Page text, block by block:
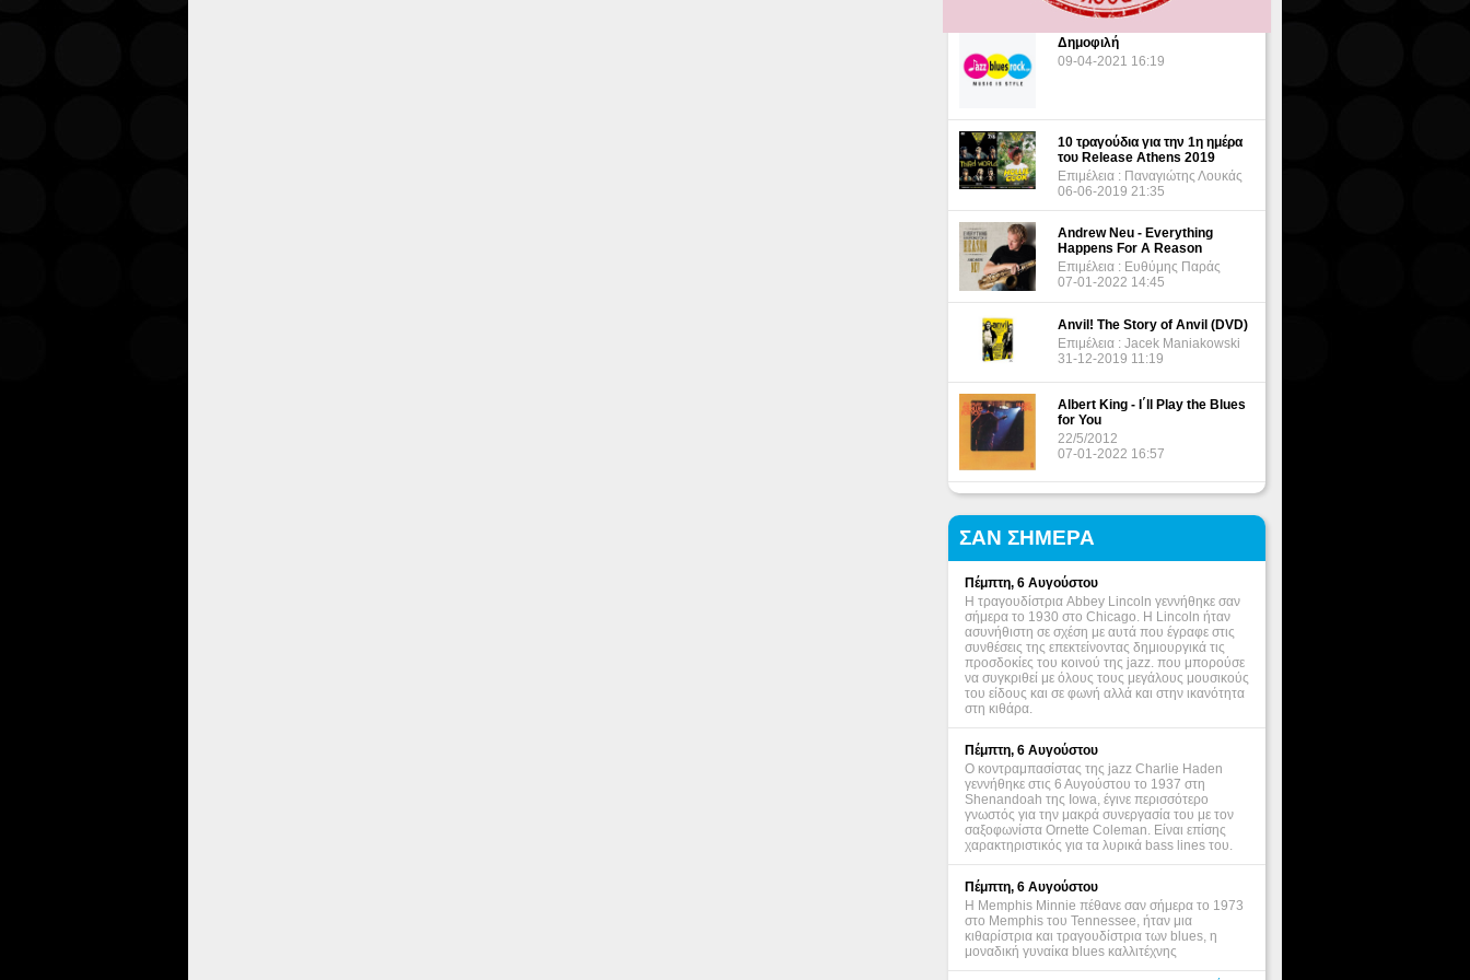
Δημοφιλή
09-04-2021 16:19
10 τραγούδια για την 1η ημέρα
του Release Athens 2019
Επιμέλεια : Παναγιώτης Λουκάς
06-06-2019 21:35
Andrew Neu - Everything
Happens For A Reason
Επιμέλεια : Ευθύμης Παράς
07-01-2022 14:45
Anvil! The Story of Anvil (DVD)
Επιμέλεια : Jacek Maniakowski
31-12-2019 11:19
Albert King - I΄ll Play the Blues
for You
22/5/2012
07-01-2022 16:57
ΣΑΝ ΣΗΜΕΡΑ
Πέμπτη, 6 Αυγούστου
Η τραγουδίστρια Abbey Lincoln γεννήθηκε σαν
σήμερα το 1930 στο Chicago. Η Lincoln ήταν
ασυνήθιστη σε σχέση με αυτά που έγραφε στις
συνθέσεις της επεκτείνοντας δημιουργικά τις
προσδοκίες του κοινού της jazz. που μπορούσε
να συγκριθεί με όλους τους μεγάλους μουσικούς
του είδους και σε φωνή αλλά και στην ικανότητα
στη κιθάρα.
Πέμπτη, 6 Αυγούστου
Ο κοντραμπασίστας της jazz Charlie Haden
γεννήθηκε στις 6 Αυγούστου το 1937 στη
Shenandoah της Iowa, έγινε περισσότερο
γνωστός για την μακρά συνεργασία του με τον
σαξοφωνίστα Ornette Coleman. Είναι επίσης
χαρακτηριστικός για τα λυρικά bass lines του.
Πέμπτη, 6 Αυγούστου
Η Memphis Minnie πέθανε σαν σήμερα το 1973
στο Memphis του Tennessee, ήταν μια
κιθαρίστρια και τραγουδίστρια των blues, η
μοναδική γυναίκα blues καλλιτέχνης